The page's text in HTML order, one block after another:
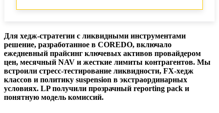
Для хедж-стратегии с ликвидными инструментами
решение, разработанное в COREDO, включало
ежедневный прайсинг ключевых активов провайдером
цен, месячный NAV и жесткие лимиты контрагентов. Мы
встроили стресс-тестирование ликвидности, FX-хедж
классов и политику suspension в экстраординарных
условиях. LP получили прозрачный reporting pack и
понятную модель комиссий.